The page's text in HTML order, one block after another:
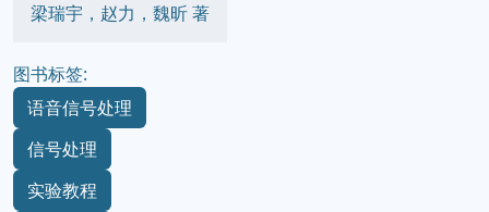
梁瑞宇，赵力，魏昕 著
图书标签:
语音信号处理
信号处理
实验教程